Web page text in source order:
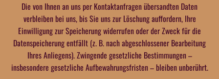
Die von Ihnen an uns per Kontaktanfragen übersandten Daten
verbleiben bei uns, bis Sie uns zur Löschung auffordern, Ihre
Einwilligung zur Speicherung widerrufen oder der Zweck für die
Datenspeicherung entfällt (z. B. nach abgeschlossener Bearbeitung
Ihres Anliegens). Zwingende gesetzliche Bestimmungen –
insbesondere gesetzliche Aufbewahrungsfristen – bleiben unberührt.